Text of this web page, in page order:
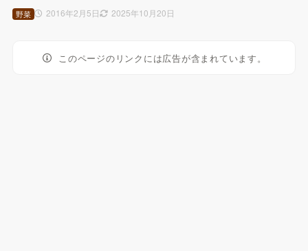
2016年2月5日 2025年10月20日
野菜
このページのリンクには広告が含まれています。